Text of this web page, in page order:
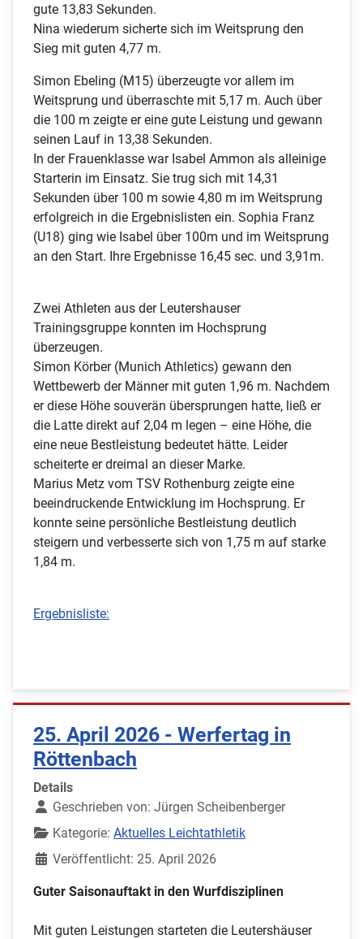
gute 13,83 Sekunden.
Nina wiederum sicherte sich im Weitsprung den
Sieg mit guten 4,77 m.
Simon Ebeling (M15) überzeugte vor allem im
Weitsprung und überraschte mit 5,17 m. Auch über
die 100 m zeigte er eine gute Leistung und gewann
seinen Lauf in 13,38 Sekunden.
In der Frauenklasse war Isabel Ammon als alleinige
Starterin im Einsatz. Sie trug sich mit 14,31
Sekunden über 100 m sowie 4,80 m im Weitsprung
erfolgreich in die Ergebnislisten ein. Sophia Franz
(U18) ging wie Isabel über 100m und im Weitsprung
an den Start. Ihre Ergebnisse 16,45 sec. und 3,91m.
Zwei Athleten aus der Leutershauser
Trainingsgruppe konnten im Hochsprung
überzeugen.
Simon Körber (Munich Athletics) gewann den
Wettbewerb der Männer mit guten 1,96 m. Nachdem
er diese Höhe souverän übersprungen hatte, ließ er
die Latte direkt auf 2,04 m legen – eine Höhe, die
eine neue Bestleistung bedeutet hätte. Leider
scheiterte er dreimal an dieser Marke.
Marius Metz vom TSV Rothenburg zeigte eine
beeindruckende Entwicklung im Hochsprung. Er
konnte seine persönliche Bestleistung deutlich
steigern und verbesserte sich von 1,75 m auf starke
1,84 m.
Ergebnisliste:
25. April 2026 - Werfertag in
Röttenbach
Details
Geschrieben von: Jürgen Scheibenberger
Kategorie: Aktuelles Leichtathletik
Veröffentlicht: 25. April 2026
Guter Saisonauftakt in den Wurfdisziplinen
Mit guten Leistungen starteten die Leutershäuser